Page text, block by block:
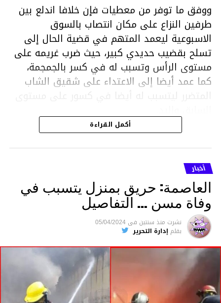
ووفق ما توفر من معطيات فإن خلافا اندلع بين
طرفين النزاع على مكان انتصاب بالسوق
الاسبوعية ليعمد المتهم في قضية الحال إلى
تسلح بقضيب حديدي كبير، حيث ضرب غريمه على
مستوى الرأس وتسبب له في كسر بالجمجمة،
كما عمد أيضا إلى الاعتداء على شقيق الشاب
المتضرر ليتسبب له أيضا في كسور على مستوى
هذا وقد تمكن أعوان مركز الأمن الوطني بحي
هلال في توقيت قياسي من محاصرة المشتبه به
والقبض عليه وإحالته على التحقيق في خصوص
ما نُسبه إليه.
متابعة
قسم الاخبار
أكمل القراءة
أخبار
العاصمة: حريق بمنزل يتسبب في
وفاة مسن … التفاصيل
نشرت منذ سنتين فى 05/04/2024
بقلم إدارة التحرير